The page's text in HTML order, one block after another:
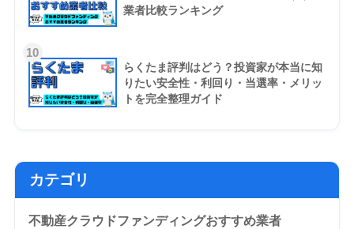
業者比較ランキング
10
らくたま評判はどう？投資家が本当に知
りたい安全性・利回り・当選率・メリッ
トを完全整理ガイド
カテゴリ
不動産クラウドファンディングおすすめ業者